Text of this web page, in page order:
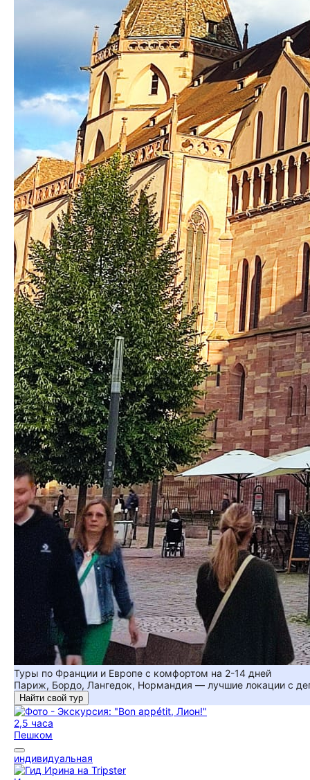
Туры по Франции и Европе с комфортом на 2-14 дней
Париж, Бордо, Лангедок, Нормандия — лучшие локации с
Найти свой тур
2,5 часа
Пешком
индивидуальная